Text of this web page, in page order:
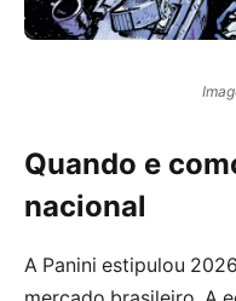
Quando e
nacional
A Panini estipulou